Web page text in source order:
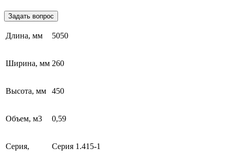
Задать вопрос
Длина, мм 5050
Ширина, мм 260
Высота, мм 450
Объем, м3 0,59
Серия, Серия 1.415-1